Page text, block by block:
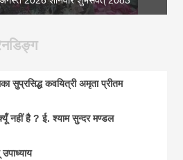
सुप्रसिद्ध कवयित्री अमृता प्रीतम
नहीं है ? ई. श्याम सुन्दर मण्डल